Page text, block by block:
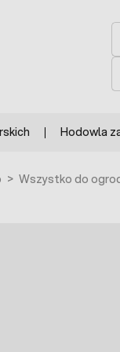
Hodowla
> Wszystko do